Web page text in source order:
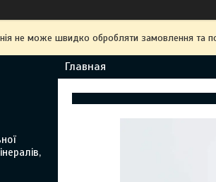
не може швидко обробляти замовлення та
Главная